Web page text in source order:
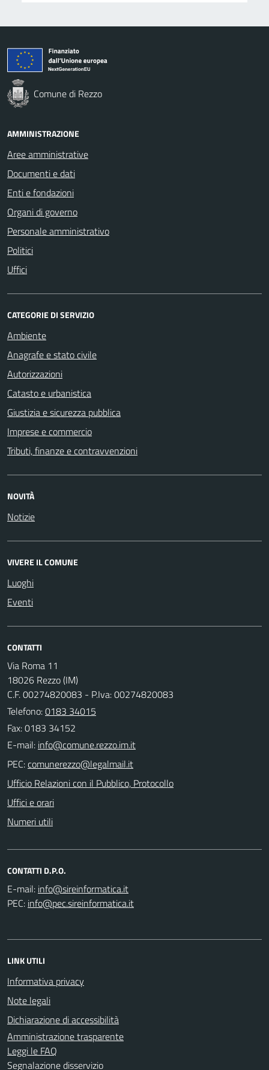
Comune di Rezzo
AMMINISTRAZIONE
Aree amministrative
Documenti e dati
Enti e fondazioni
Organi di governo
Personale amministrativo
Politici
Uffici
CATEGORIE DI SERVIZIO
Ambiente
Anagrafe e stato civile
Autorizzazioni
Catasto e urbanistica
Giustizia e sicurezza pubblica
Imprese e commercio
Tributi, finanze e contravvenzioni
NOVITÀ
Notizie
VIVERE IL COMUNE
Luoghi
Eventi
CONTATTI
Via Roma 11
18026 Rezzo (IM)
C.F. 00274820083 - P.Iva: 00274820083
Telefono:0183 34015
Fax: 0183 34152
E-mail:
PEC:
Ufficio Relazioni con il Pubblico, Protocollo
Uffici e orari
Numeri utili
CONTATTI D.P.O.
E-mail:
PEC:
LINK UTILI
Informativa privacy
Note legali
Dichiarazione di accessibilità
Amministrazione trasparente
Leggi le FAQ
Segnalazione disservizio